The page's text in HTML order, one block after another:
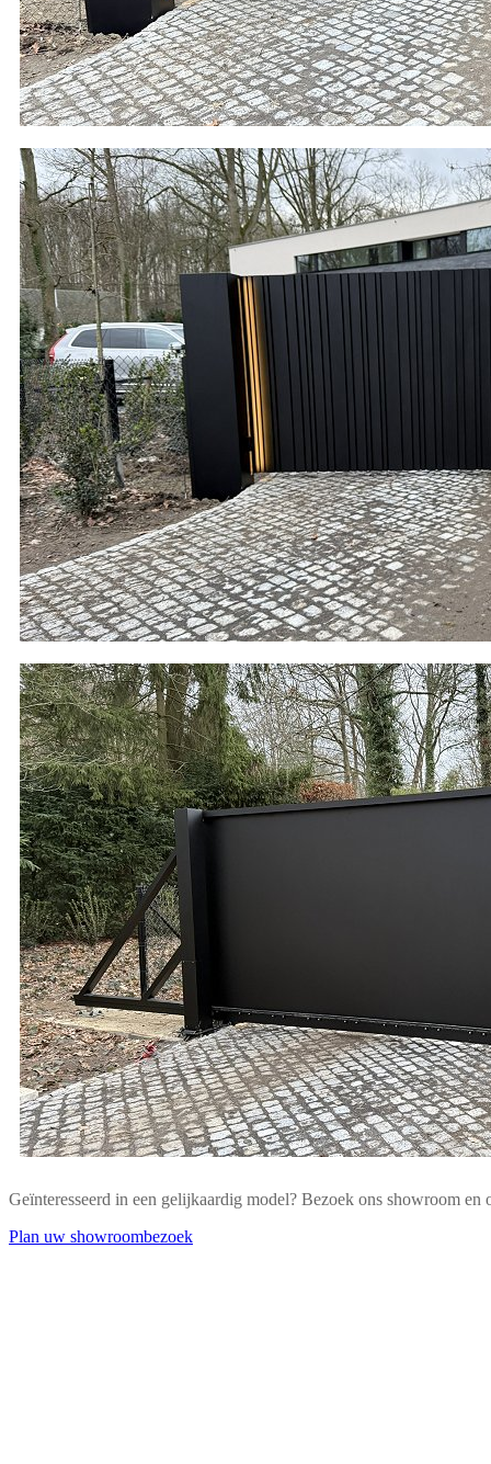
Geïnteresseerd in een gelijkaardig model? Bezoek ons showroom
Plan uw showroombezoek